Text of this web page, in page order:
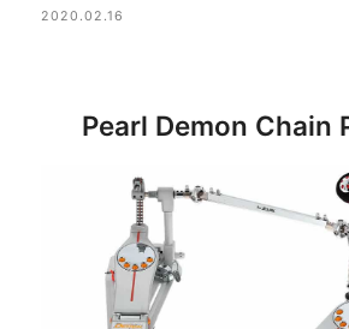
2020.02.16
Pearl Demon Chain